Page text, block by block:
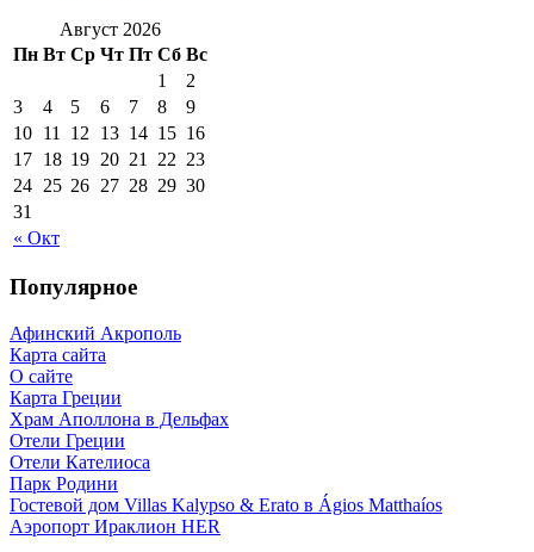
Август 2026
Пн Вт Ср Чт Пт Сб Вс
« Окт
1
2
3
4 5 6 7 8
9
10 11 12 13 14 15 16
17 18 19 20 21 22 23
24 25 26 27 28 29 30
31
Популярное
Афинский Акрополь
Карта сайта
О сайте
Карта Греции
Храм Аполлона в Дельфах
Отели Греции
Отели Кателиоса
Парк Родини
Гостевой дом Villas Kalypso & Erato в Ágios Matthaíos
Аэропорт Ираклион HER